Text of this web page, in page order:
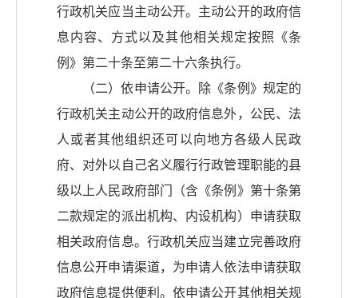
行政机关应当主动公开。主动公开的政府信
息内容、方式以及其他相关规定按照《条
例》第二十条至第二十六条执行。
（二）依申请公开。除《条例》规定的
行政机关主动公开的政府信息外，公民、法
人或者其他组织还可以向地方各级人民政
府、对外以自己名义履行行政管理职能的县
级以上人民政府部门（含《条例》第十条第
二款规定的派出机构、内设机构）申请获取
相关政府信息。行政机关应当建立完善政府
信息公开申请渠道，为申请人依法申请获取
政府信息提供便利。依申请公开其他相关规